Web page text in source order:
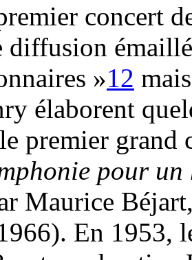
concert
diffusion
»12
élaborent
premier grand
pour un
Maurice
En 1953,